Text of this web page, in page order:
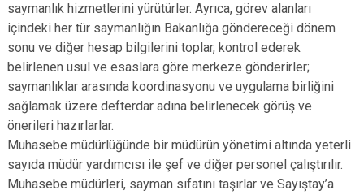
saymanlık hizmetlerini yürütürler. Ayrıca, görev alanları
içindeki her tür saymanlığın Bakanlığa göndereceği dönem
sonu ve diğer hesap bilgilerini toplar, kontrol ederek
belirlenen usul ve esaslara göre merkeze gönderirler;
saymanlıklar arasında koordinasyonu ve uygulama birliğini
sağlamak üzere defterdar adına belirlenecek görüş ve
önerileri hazırlarlar.
Muhasebe müdürlüğünde bir müdürün yönetimi altında yeterli
sayıda müdür yardımcısı ile şef ve diğer personel çalıştırılır.
Muhasebe müdürleri, sayman sıfatını taşırlar ve Sayıştay’a